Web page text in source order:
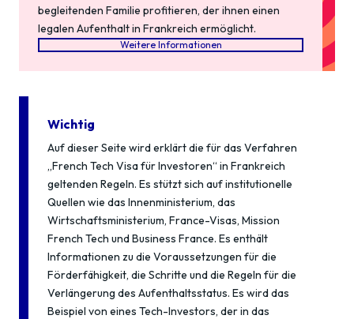
begleitenden Familie profitieren, der ihnen einen
legalen Aufenthalt in Frankreich ermöglicht.
Weitere Informationen
Wichtig
Auf dieser Seite wird erklärt die für das Verfahren
„French Tech Visa für Investoren“ in Frankreich
geltenden Regeln. Es stützt sich auf institutionelle
Quellen wie das Innenministerium, das
Wirtschaftsministerium, France-Visas, Mission
French Tech und Business France. Es enthält
Informationen zu die Voraussetzungen für die
Förderfähigkeit, die Schritte und die Regeln für die
Verlängerung des Aufenthaltsstatus. Es wird das
Beispiel von eines Tech-Investors, der in das